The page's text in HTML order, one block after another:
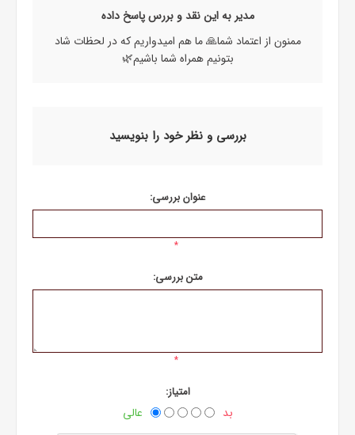
مدیر به این نقد و بررس پاسخ داده
ممنون از اعتماد شما🙏 ما هم امیدواریم که در لحظات شاد
بتونیم همراه شما باشیم🌿
بررسی و نظر خود را بنویسید
عنوان بررسی:
*
متن بررسی:
*
امتیاز:
بد عالی